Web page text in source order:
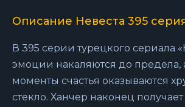
Описание Невеста 395
В 395 серии турецкого сериала
эмоции накаляются до предела,
моменты счастья оказываются
стекло. Ханчер наконец